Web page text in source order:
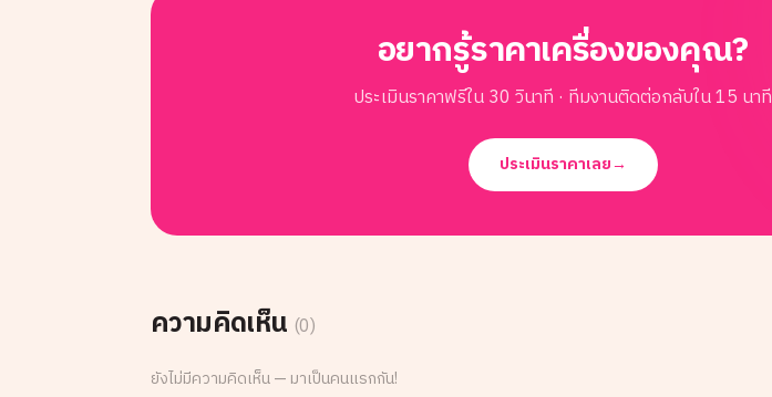
อยากรู้ราคาเครื่องของคุณ?
ประเมินราคาฟรีใน 30 วินาที · ทีมงานติดต่อกลับใน 15 นาที
ประเมินราคาเลย→
ความคิดเห็น (0)
ยังไม่มีความคิดเห็น — มาเป็นคนแรกกัน!